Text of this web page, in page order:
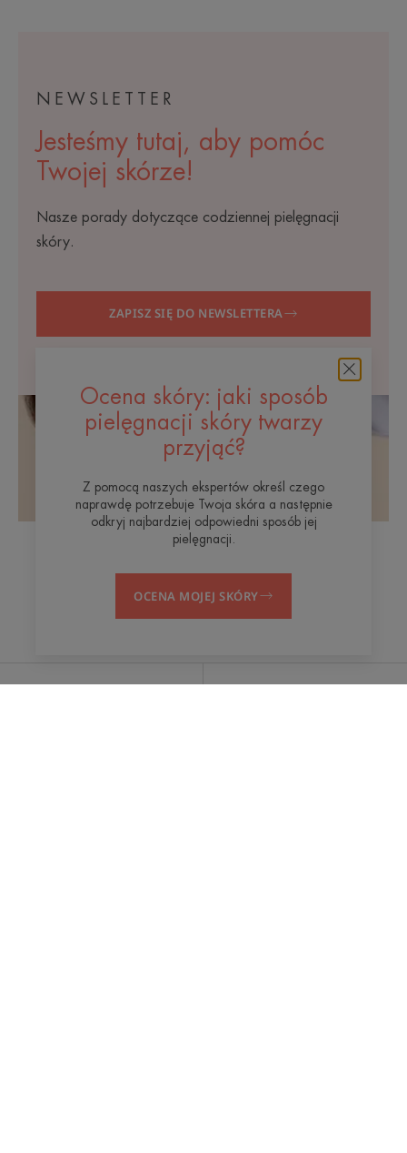
NEWSLETTER
Jesteśmy tutaj, aby pomóc
Twojej skórze!
Nasze porady dotyczące codziennej pielęgnacji
skóry.
ZAPISZ SIĘ DO NEWSLETTERA
Ocena skóry: jaki sposób
pielęgnacji skóry twarzy
przyjąć?
Z pomocą naszych ekspertów określ czego
naprawdę potrzebuje Twoja skóra a następnie
odkryj najbardziej odpowiedni sposób jej
pielęgnacji.
OCENA MOJEJ SKÓRY